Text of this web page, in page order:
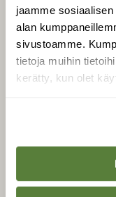
jaamme
alan
sivustoamme.
tietoja muihin
kerätty, kun olet